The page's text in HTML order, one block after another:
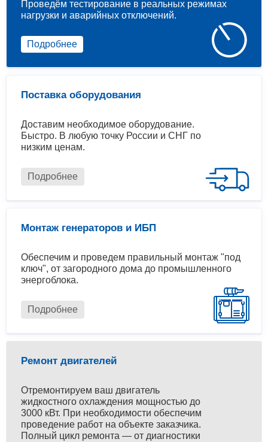
Поставка оборудования
Доставим необходимое оборудование.
Быстро. В любую точку России и СНГ по
низким ценам.
Подробнее
Монтаж генераторов и ИБП
Обеспечим и проведем правильный монтаж "под
ключ", от загородного дома до промышленного
энергоблока.
Подробнее
Проведём тестирование в реальных режимах
нагрузки и аварийных отключений.
Подробнее
Ремонт двигателей
Отремонтируем ваш двигатель
жидкостного охлаждения мощностью до
3000 кВт. При необходимости обеспечим
проведение работ на объекте заказчика.
Полный цикл ремонта — от диагностики